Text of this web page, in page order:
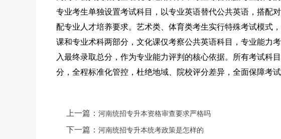
专业考生单独设置考试科目，以专业英语替代公共英语，搭配
配专业人才培养要求。艺术类、体育类考生实行特殊考试模式
课和专业术科两部分，文化课仅考察公共英语科目，专业能力
入最终录取总分，作为专业能力评判的核心依据。所有考试科
分，全程标准化管控，杜绝地域、院校评分差异，全面保障考
上一篇： 河南统招专升本资格审查要求严格吗
下一篇： 河南统招专升本统考政策是怎样的